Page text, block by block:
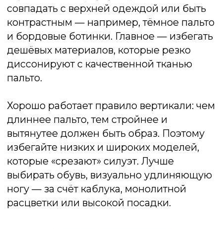
для повседневной носки.
Элегантные сочетания
Для делового или торжественного
случая подойдёт обувь лаконичного
силуэта и сдержанной цветовой гаммы.
Для женщин — это кожаные сапоги на
каблуке, ботильоны с узким носком или
или челси из гладкой кожи. Цвет обуви
желательно подбирать в тон верхней
одежде или аксессуарам: шарфу, сумке,
перчаткам.
Чтобы классическое пальто вписать в
более расслабленный или городской
стиль, можно использовать обувь с
плоской подошвой или небольшим
устойчивым каблуком. Женский образ